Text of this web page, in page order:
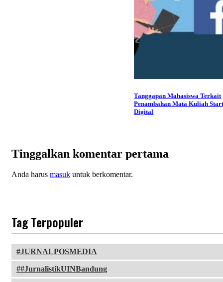
Tanggapan Mahasiswa Terkait
Penambahan Mata Kuliah
Digital
Tinggalkan komentar pertama
Anda harus masuk untuk berkomentar.
Tag Terpopuler
JURNALPOSMEDIA
#JurnalistikUINBandung